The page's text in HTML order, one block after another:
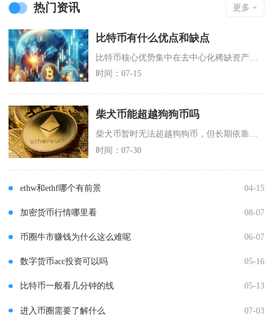
热门资讯 更多 +
比特币有什么优点和缺点
时间：07-15
柴犬币能超越狗狗币吗
时间：07-30
ethw和ethf哪个有前景 04-15
加密货币行情哪里看 08-07
币圈牛市赚钱为什么这么难呢 06-07
数字货币acc投资可以吗 05-16
比特币一般看几分钟的线 05-13
进入币圈需要了解什么 07-03